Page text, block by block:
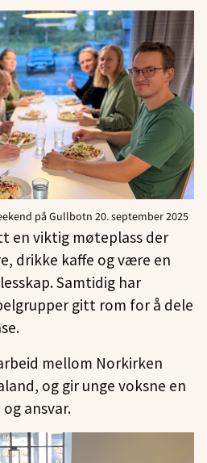
på Gullbotn 20. september 2025
en viktig møteplass der
drikke kaffe og være en
Samtidig har
gitt rom for å dele
mellom Norkirken
og gir unge voksne en
ansvar.